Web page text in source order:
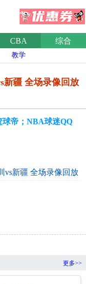
CBA 综合
教学
新疆 全场录像回放
帝；NBA球迷QQ
vs新疆 全场录像回放
更多>>